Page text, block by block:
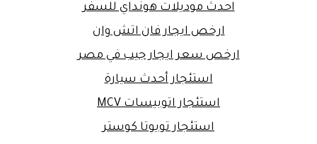
احدث موديلات هونداي للسفر
ارخص ايجار فان اتش وان
ارخص سعر ايجار جيب في مصر
استئجار أحدث سيارة
استئجار اتوبيسات MCV
استئجار تويوتا كوستر